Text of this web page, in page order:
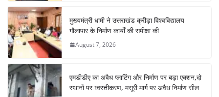
मुख्यमंत्री धामी ने उत्तराखंड क्रीड़ा विश्वविद्यालय
गौलापार के निर्माण कार्यों की समीक्षा की
August 7, 2026
एमडीडीए का अवैध प्लाटिंग और निर्माण पर बड़ा एक्शन,दो
स्थानों पर ध्वस्तीकरण, मसूरी मार्ग पर अवैध निर्माण सील